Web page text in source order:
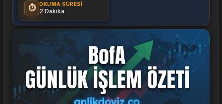
⏱️ OKUMA SÜRESI
2 Dakika